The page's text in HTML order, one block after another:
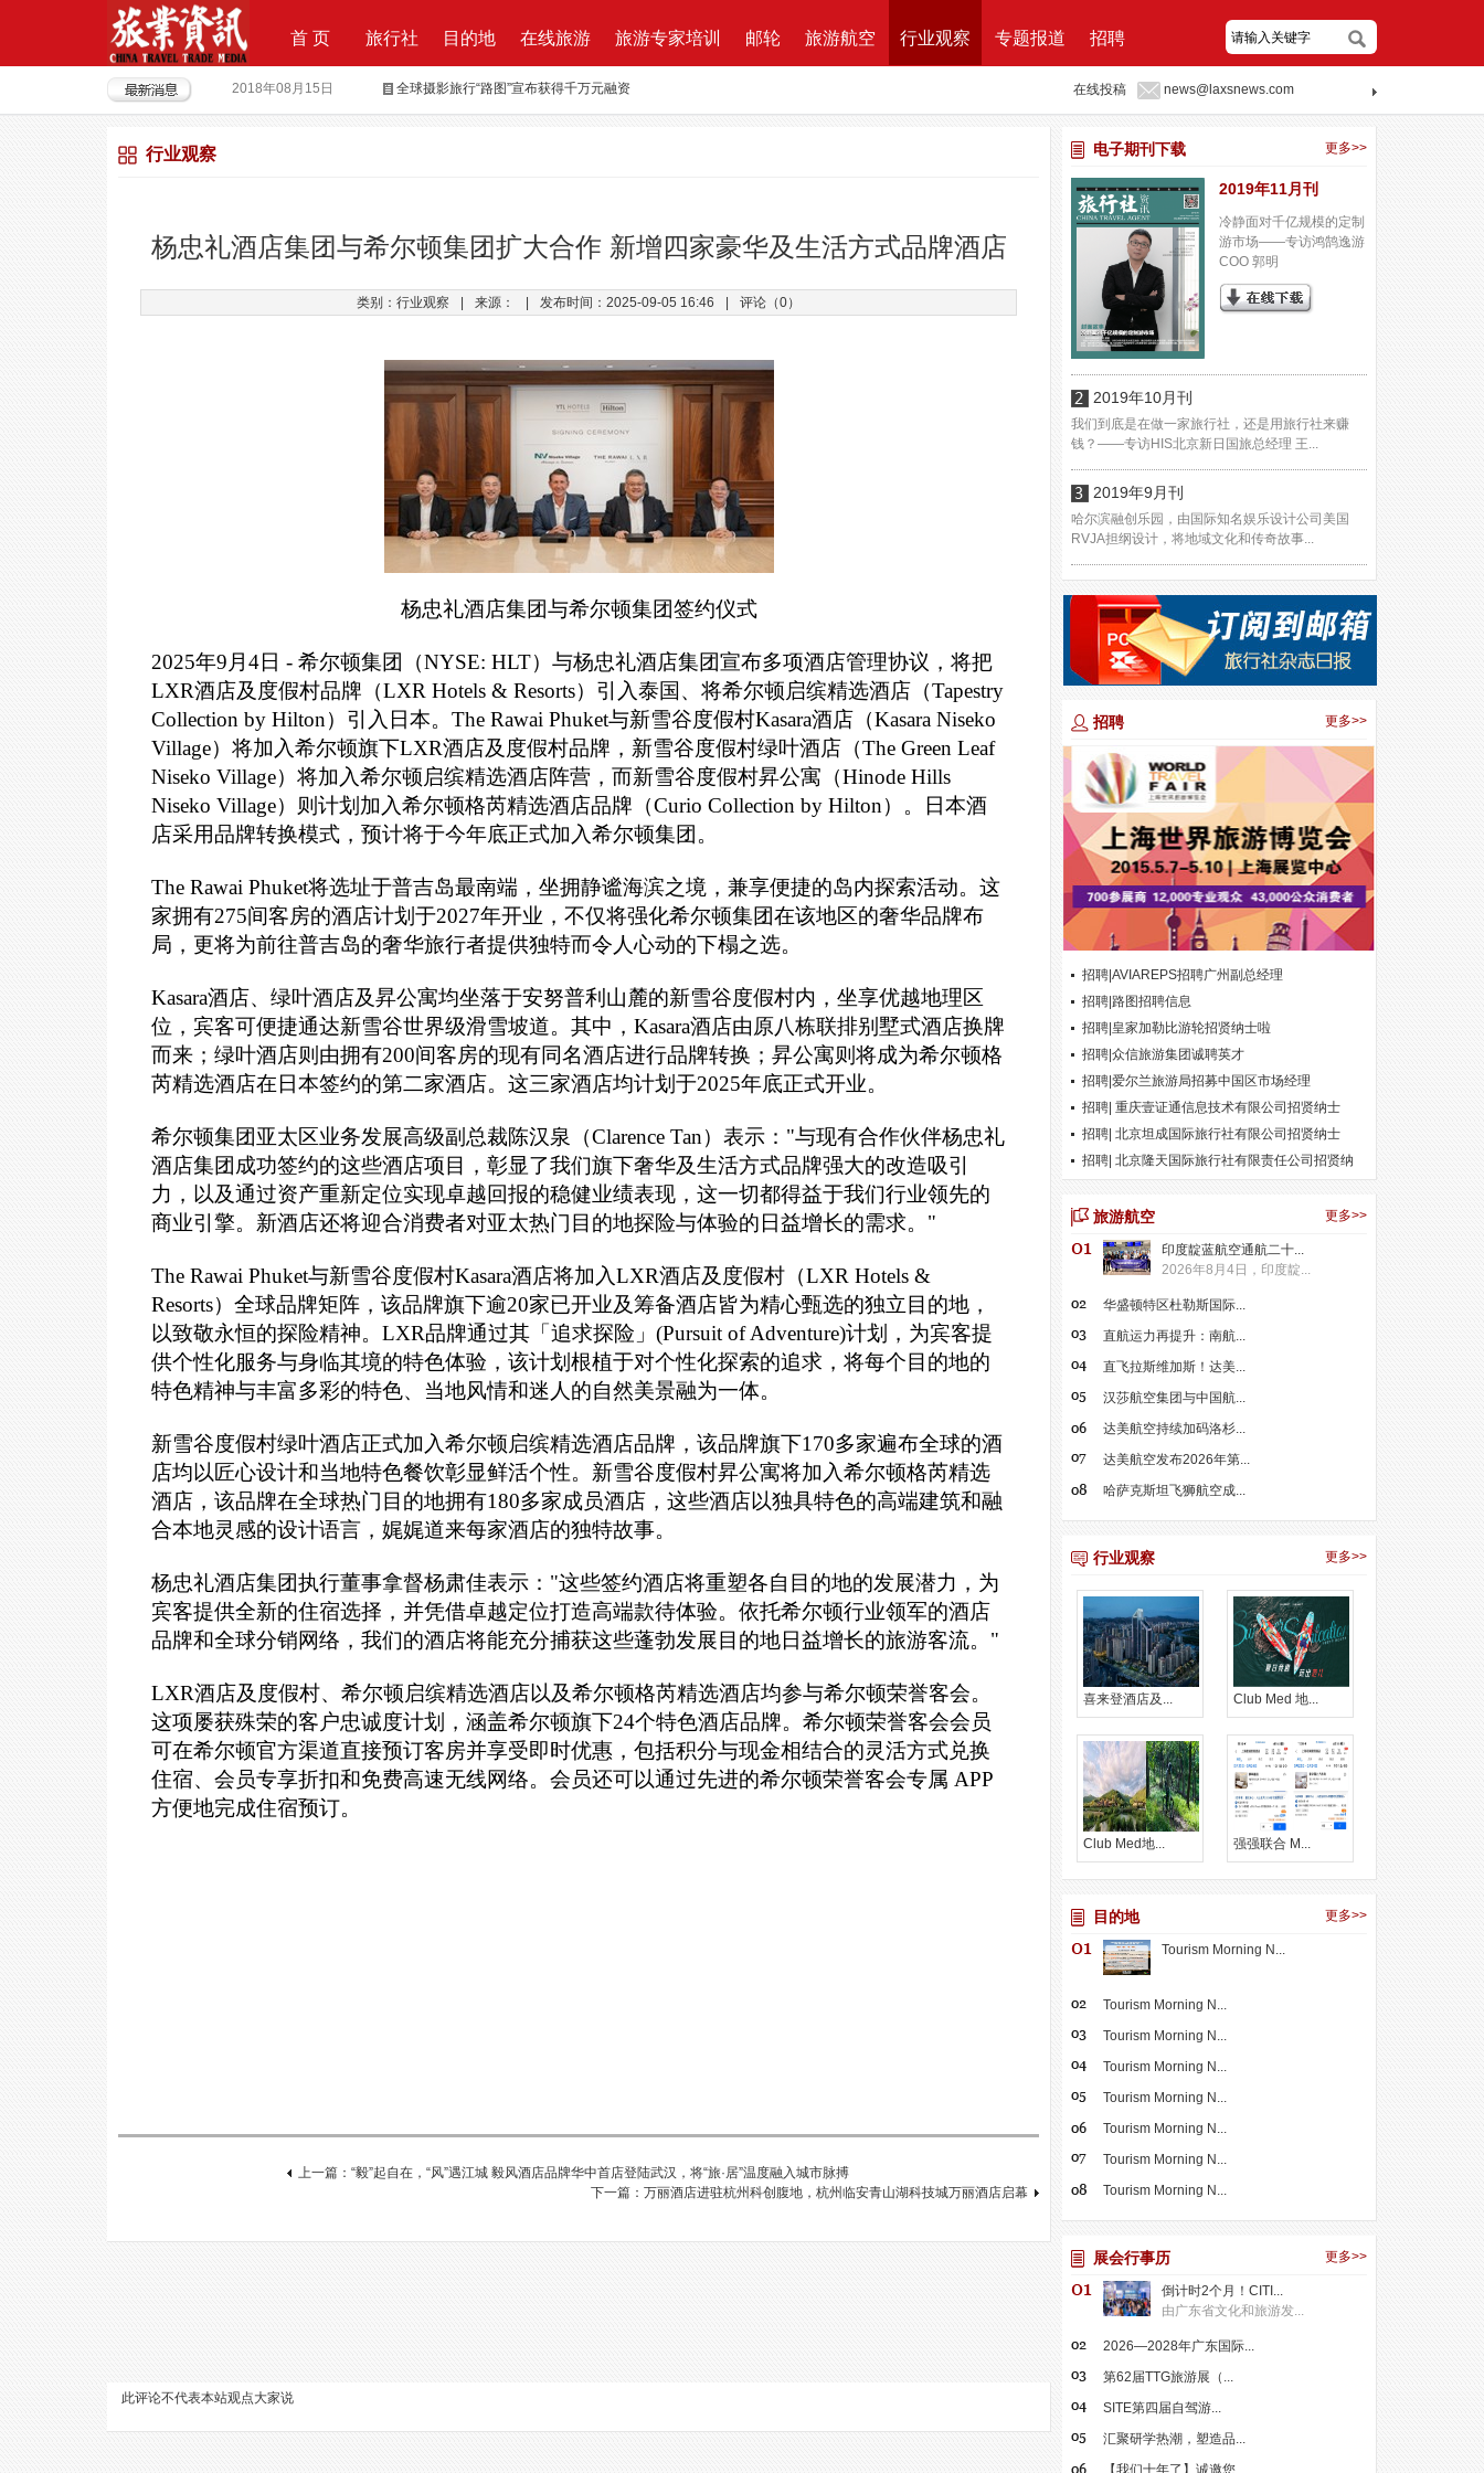
首 页 旅行社 目的地 在线旅游 旅游专家培训 邮轮 旅游航空 行业观察 专题报道 招聘
2018年08月15日 全球摄影旅行“路图”宣布获得千万元融资
2017年09月29日 Produktvermarktung Leistungsbeschreibung 招标说明
上上签获6000万B轮融资，千万产业基金助力旅游同业
在线投稿 news@laxsnews.com
行业观察
杨忠礼酒店集团与希尔顿集团扩大合作 新增四家豪华及生活方式品牌酒店
类别：行业观察 来源： 发布时间：2025-09-05 16:46 评论（0）
杨忠礼酒店集团与希尔顿集团签约仪式
2025年9月4日 - 希尔顿集团（NYSE: HLT）与杨忠礼酒店集团宣布多项酒店管理协议，将把
LXR酒店及度假村品牌（LXR Hotels & Resorts）引入泰国、将希尔顿启缤精选酒店（Tapestry
Collection by Hilton）引入日本。The Rawai Phuket与新雪谷度假村Kasara酒店（Kasara Niseko
Village）将加入希尔顿旗下LXR酒店及度假村品牌，新雪谷度假村绿叶酒店（The Green Leaf
Niseko Village）将加入希尔顿启缤精选酒店阵营，而新雪谷度假村昇公寓（Hinode Hills
Niseko Village）则计划加入希尔顿格芮精选酒店品牌（Curio Collection by Hilton）。日本酒
店采用品牌转换模式，预计将于今年底正式加入希尔顿集团。
The Rawai Phuket将选址于普吉岛最南端，坐拥静谧海滨之境，兼享便捷的岛内探索活动。这
家拥有275间客房的酒店计划于2027年开业，不仅将强化希尔顿集团在该地区的奢华品牌布
局，更将为前往普吉岛的奢华旅行者提供独特而令人心动的下榻之选。
Kasara酒店、绿叶酒店及昇公寓均坐落于安努普利山麓的新雪谷度假村内，坐享优越地理区
位，宾客可便捷通达新雪谷世界级滑雪坡道。其中，Kasara酒店由原八栋联排别墅式酒店换牌
而来；绿叶酒店则由拥有200间客房的现有同名酒店进行品牌转换；昇公寓则将成为希尔顿格
芮精选酒店在日本签约的第二家酒店。这三家酒店均计划于2025年底正式开业。
希尔顿集团亚太区业务发展高级副总裁陈汉泉（Clarence Tan）表示："与现有合作伙伴杨忠礼
酒店集团成功签约的这些酒店项目，彰显了我们旗下奢华及生活方式品牌强大的改造吸引
力，以及通过资产重新定位实现卓越回报的稳健业绩表现，这一切都得益于我们行业领先的
商业引擎。新酒店还将迎合消费者对亚太热门目的地探险与体验的日益增长的需求。"
The Rawai Phuket与新雪谷度假村Kasara酒店将加入LXR酒店及度假村（LXR Hotels &
Resorts）全球品牌矩阵，该品牌旗下逾20家已开业及筹备酒店皆为精心甄选的独立目的地，
以致敬永恒的探险精神。LXR品牌通过其「追求探险」(Pursuit of Adventure)计划，为宾客提
供个性化服务与身临其境的特色体验，该计划根植于对个性化探索的追求，将每个目的地的
特色精神与丰富多彩的特色、当地风情和迷人的自然美景融为一体。
新雪谷度假村绿叶酒店正式加入希尔顿启缤精选酒店品牌，该品牌旗下170多家遍布全球的酒
店均以匠心设计和当地特色餐饮彰显鲜活个性。新雪谷度假村昇公寓将加入希尔顿格芮精选
酒店，该品牌在全球热门目的地拥有180多家成员酒店，这些酒店以独具特色的高端建筑和融
合本地灵感的设计语言，娓娓道来每家酒店的独特故事。
杨忠礼酒店集团执行董事拿督杨肃佳表示："这些签约酒店将重塑各自目的地的发展潜力，为
宾客提供全新的住宿选择，并凭借卓越定位打造高端款待体验。依托希尔顿行业领军的酒店
品牌和全球分销网络，我们的酒店将能充分捕获这些蓬勃发展目的地日益增长的旅游客流。"
LXR酒店及度假村、希尔顿启缤精选酒店以及希尔顿格芮精选酒店均参与希尔顿荣誉客会。
这项屡获殊荣的客户忠诚度计划，涵盖希尔顿旗下24个特色酒店品牌。希尔顿荣誉客会会员
可在希尔顿官方渠道直接预订客房并享受即时优惠，包括积分与现金相结合的灵活方式兑换
住宿、会员专享折扣和免费高速无线网络。会员还可以通过先进的希尔顿荣誉客会专属 APP
方便地完成住宿预订。
上一篇：“毅”起自在，“风”遇江城 毅风酒店品牌华中首店登陆武汉，将“旅·居”温度融入城市脉搏
下一篇：万丽酒店进驻杭州科创腹地，杭州临安青山湖科技城万丽酒店启幕
此评论不代表本站观点大家说
更多>>
电子期刊下载
2019年11月刊
冷静面对千亿规模的定制
游市场——专访鸿鹄逸游
COO 郭明
2019年10月刊
我们到底是在做一家旅行社，还是用旅行社来赚
钱？——专访HIS北京新日国旅总经理 王...
2019年9月刊
哈尔滨融创乐园，由国际知名娱乐设计公司美国
RVJA担纲设计，将地域文化和传奇故事...
更多>>
招聘
招聘|AVIAREPS招聘广州副总经理
招聘|路图招聘信息
招聘|皇家加勒比游轮招贤纳士啦
招聘|众信旅游集团诚聘英才
招聘|爱尔兰旅游局招募中国区市场经理
招聘| 重庆壹证通信息技术有限公司招贤纳士
招聘| 北京坦成国际旅行社有限公司招贤纳士
招聘| 北京隆天国际旅行社有限责任公司招贤纳
更多>>
旅游航空
印度靛蓝航空通航二十...
2026年8月4日，印度靛...
华盛顿特区杜勒斯国际...
直航运力再提升：南航...
直飞拉斯维加斯！达美...
汉莎航空集团与中国航...
达美航空持续加码洛杉...
达美航空发布2026年第...
哈萨克斯坦飞狮航空成...
更多>>
行业观察
喜来登酒店及... Club Med 地...
Club Med地... 强强联合 M...
更多>>
目的地
Tourism Morning N...
Tourism Morning N...
Tourism Morning N...
Tourism Morning N...
Tourism Morning N...
Tourism Morning N...
Tourism Morning N...
Tourism Morning N...
更多>>
展会行事历
倒计时2个月！CITI...
由广东省文化和旅游发...
2026—2028年广东国际...
第62届TTG旅游展（...
SITE第四届自驾游...
汇聚研学热潮，塑造品...
【我们十年了】诚邀您...